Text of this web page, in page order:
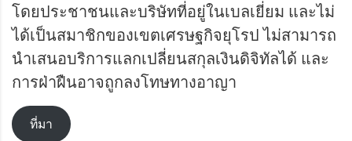
โดยประชาชนและบริษัทที่อยู่ในเบลเยี่ยม และไม่
ได้เป็นสมาชิกของเขตเศรษฐกิจยุโรป ไม่สามารถ
นำเสนอบริการแลกเปลี่ยนสกุลเงินดิจิทัลได้ และ
การฝ่าฝืนอาจถูกลงโทษทางอาญา
ที่มา